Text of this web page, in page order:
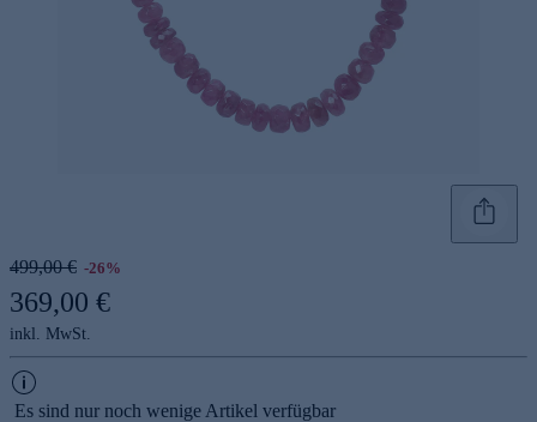
499,00 € -26%
369,00 €
inkl. MwSt.
Es sind nur noch wenige Artikel verfügbar